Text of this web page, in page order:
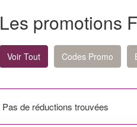
Les promotions
Voir Tout Codes Promo
Pas de réductions trouvées